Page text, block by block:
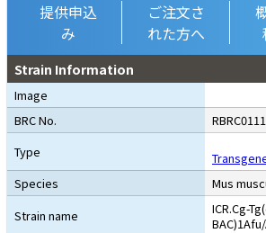
提供申込
み
ご注文さ
れた方へ
Strain Information
Image
BRC No.
Type
Species
Mus
Strain name
ICR.Cg-